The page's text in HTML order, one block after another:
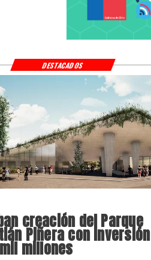
creación del Parque
Piñera con inversión
millones
DESTACADOS